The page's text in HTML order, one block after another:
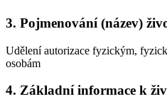
3. Pojmenování (název)
Udělení autorizace fyzickým,
osobám
4. Základní informace k